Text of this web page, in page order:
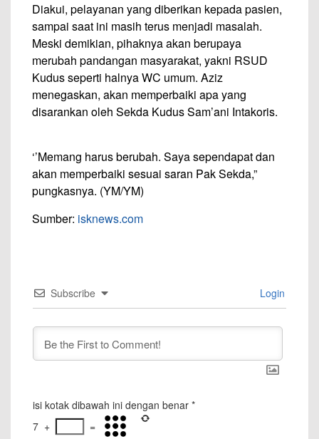
Diakui, pelayanan yang diberikan kepada pasien,
sampai saat ini masih terus menjadi masalah.
Meski demikian, pihaknya akan berupaya
merubah pandangan masyarakat, yakni RSUD
Kudus seperti halnya WC umum. Aziz
menegaskan, akan memperbaiki apa yang
disarankan oleh Sekda Kudus Sam’ani Intakoris.
‘’Memang harus berubah. Saya sependapat dan
akan memperbaiki sesuai saran Pak Sekda,”
pungkasnya. (YM/YM)
Sumber: isknews.com
Subscribe Login
isi kotak dibawah ini dengan benar *
7 + =